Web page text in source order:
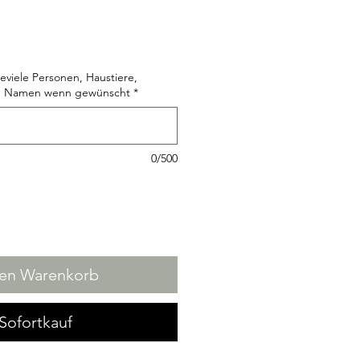
Personen, Haustiere,
wenn gewünscht *
0/500
Warenkorb
Sofortkauf